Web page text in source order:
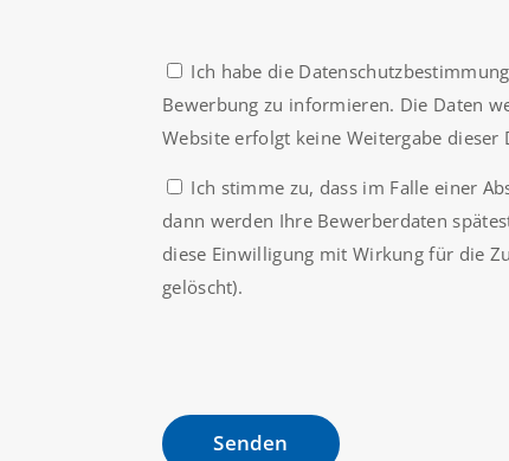
Ich habe die
Bewerbung zu informieren. Die Daten
Website erfolgt keine Weitergabe dieser
Ich stimme zu, dass im Falle einer
dann werden Ihre Bewerberdaten
diese Einwilligung mit Wirkung für die
gelöscht).